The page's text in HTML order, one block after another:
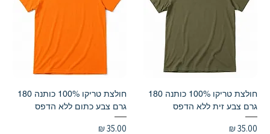
חולצת טריקו 100% כותנה 180
גרם צבע זית ללא הדפס
מחיר
חולצת טריקו 100% כותנה 180
גרם צבע כתום ללא הדפס
מחיר